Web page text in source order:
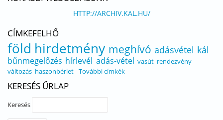
HTTP://ARCHIV.KAL.HU/
CÍMKEFELHŐ
föld hirdetmény meghívó adásvétel kál
bűnmegelőzés hírlevél adás-vétel vasút rendezvény
változás haszonbérlet További címkék
KERESÉS ŰRLAP
Keresés